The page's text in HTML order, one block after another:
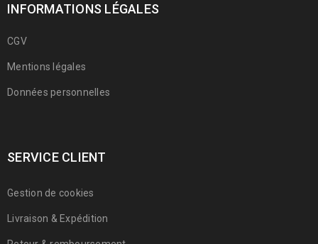
INFORMATIONS LÉGALES
CGV
Mentions légales
Données personnelles
SERVICE CLIENT
Gestion de cookies
Livraison & Expédition